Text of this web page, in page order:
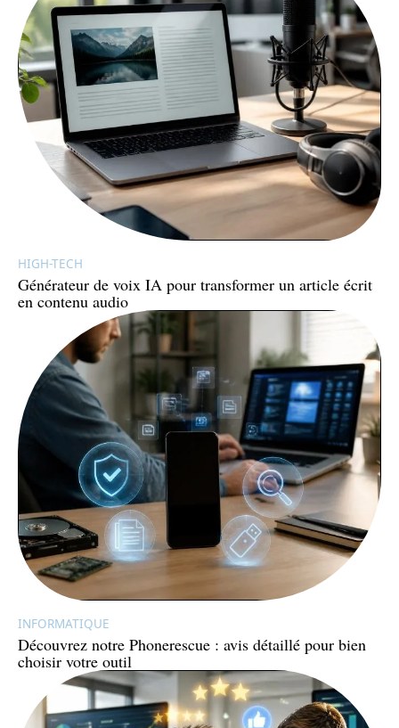
HIGH-TECH
Générateur de voix IA pour transformer un article écrit
en contenu audio
INFORMATIQUE
Découvrez notre Phonerescue : avis détaillé pour bien
choisir votre outil